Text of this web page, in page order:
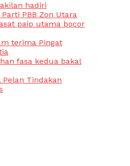
hadiri
PBB Zon Utara
paip utama bocor
terima Pingat
fasa kedua bakal
Pelan Tindakan